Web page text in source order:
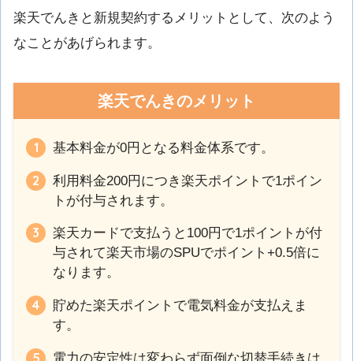
楽天でんきと新規契約するメリットとして、次のよう
なことがあげられます。
楽天でんきのメリット
基本料金が0円となる料金体系です。
利用料金200円につき楽天ポイントで1ポイン
トが付与されます。
楽天カードで支払うと100円で1ポイントが付
与されて楽天市場のSPUでポイント+0.5倍に
なります。
貯めた楽天ポイントで電気料金が支払えま
す。